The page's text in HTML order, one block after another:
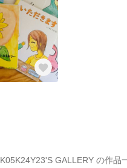
K05K24Y23'S GALLERY の作品